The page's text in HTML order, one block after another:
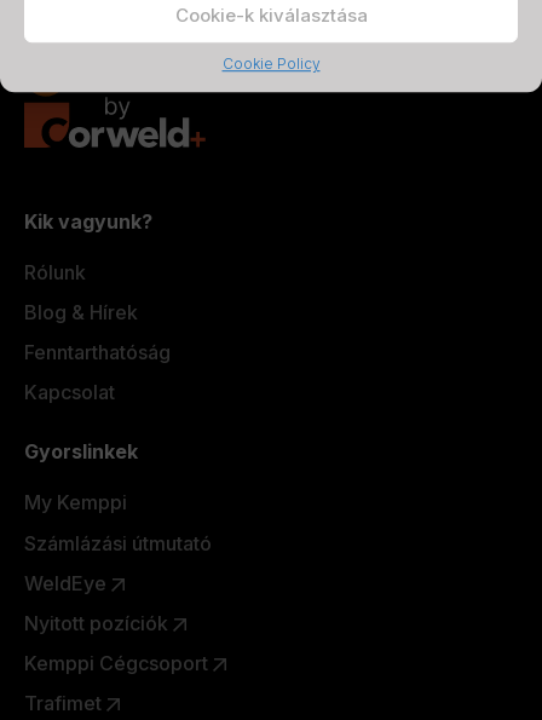
Cookie-k kiválasztása
Cookie Policy
Kik vagyunk?
Rólunk
Blog & Hírek
Fenntarthatóság
Kapcsolat
Gyorslinkek
My Kemppi
Számlázási útmutató
WeldEye
Nyitott pozíciók
Kemppi Cégcsoport
Trafimet